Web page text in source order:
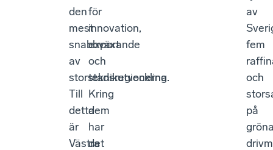
den
mest
snabbväxande
av
storstadsregionerna.
Till
detta
är
Västra
för
innovation,
export
och
teknikutveckling.
Kring
dem
har
det
av
fem
och
på